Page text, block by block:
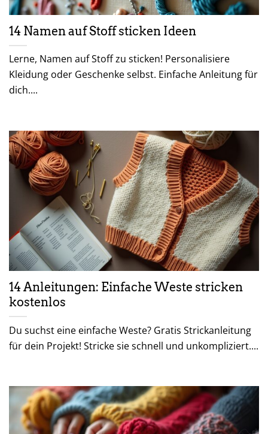
14 Namen auf Stoff sticken Ideen
Lerne, Namen auf Stoff zu sticken! Personalisiere
Kleidung oder Geschenke selbst. Einfache Anleitung für
dich....
14 Anleitungen: Einfache Weste stricken
kostenlos
Du suchst eine einfache Weste? Gratis Strickanleitung
für dein Projekt! Stricke sie schnell und unkompliziert....